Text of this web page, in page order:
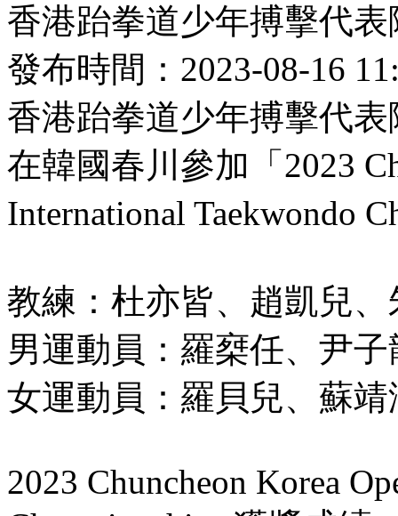
香港跆拳道少年搏擊代
發布時間：2023-08-16
香港跆拳道少年搏擊代
在韓國春川參加「2023
International Taekwondo
教練：杜亦皆、趙凱兒、
男運動員：羅椉任、尹
女運動員：羅貝兒、蘇
2023 Chuncheon Korea